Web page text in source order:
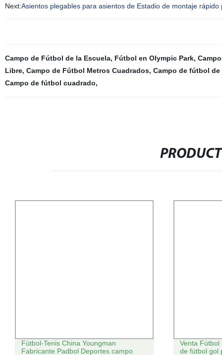
Next:Asientos plegables para asientos de Estadio de montaje
Campo de Fútbol de la Escuela, Fútbol en Olympic Park,
Libre, Campo de Fútbol Metros Cuadrados, Campo de fútbol
Campo de fútbol cuadrado,
Fútbol-Tenis China Youngman
Fabricante Padbol Deportes campo
Venta Fútbol
de fútbol gol